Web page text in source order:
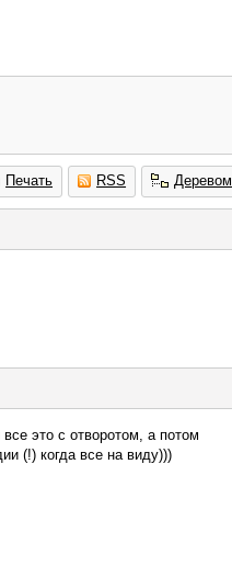
Печать RSS Деревом
это с отворотом, а потом
(!) когда все на виду)))